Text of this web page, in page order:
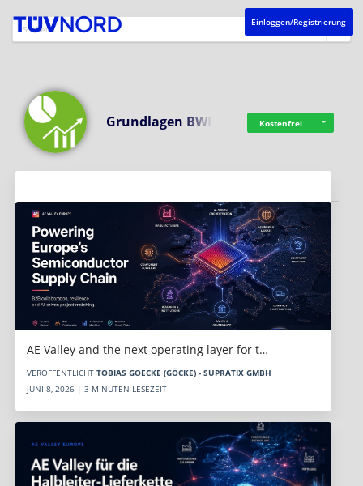
Einloggen/Registrierung
Grundlagen BWL Kostenfrei
AE Valley and the next operating layer for t…
VERÖFFENTLICHT TOBIAS GOECKE (GÖCKE) - SUPRATIX GMBH
JUNI 8, 2026 | 3 MINUTEN LESEZEIT